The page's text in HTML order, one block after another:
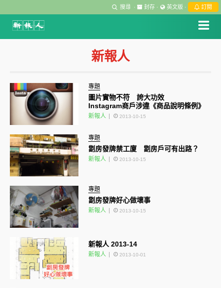
搜尋 · 封存 · 英文版 · 訂閱
新報人
專題
圖片實物不符 誇大功效
Instagram商戶涉違《商品說明條例》
新報人 2013-10-15
專題
劏房發牌禁工廈 劏房戶可有出路？
新報人 2013-10-15
專題
劏房發牌好心做壞事
新報人 2013-10-15
新報人 2013-14
新報人 2013-10-01